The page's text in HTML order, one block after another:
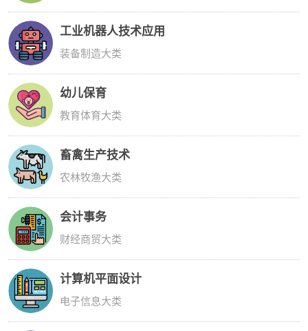
工业机器人技术应用
装备制造大类
幼儿保育
教育体育大类
畜禽生产技术
农林牧渔大类
会计事务
财经商贸大类
计算机平面设计
电子信息大类